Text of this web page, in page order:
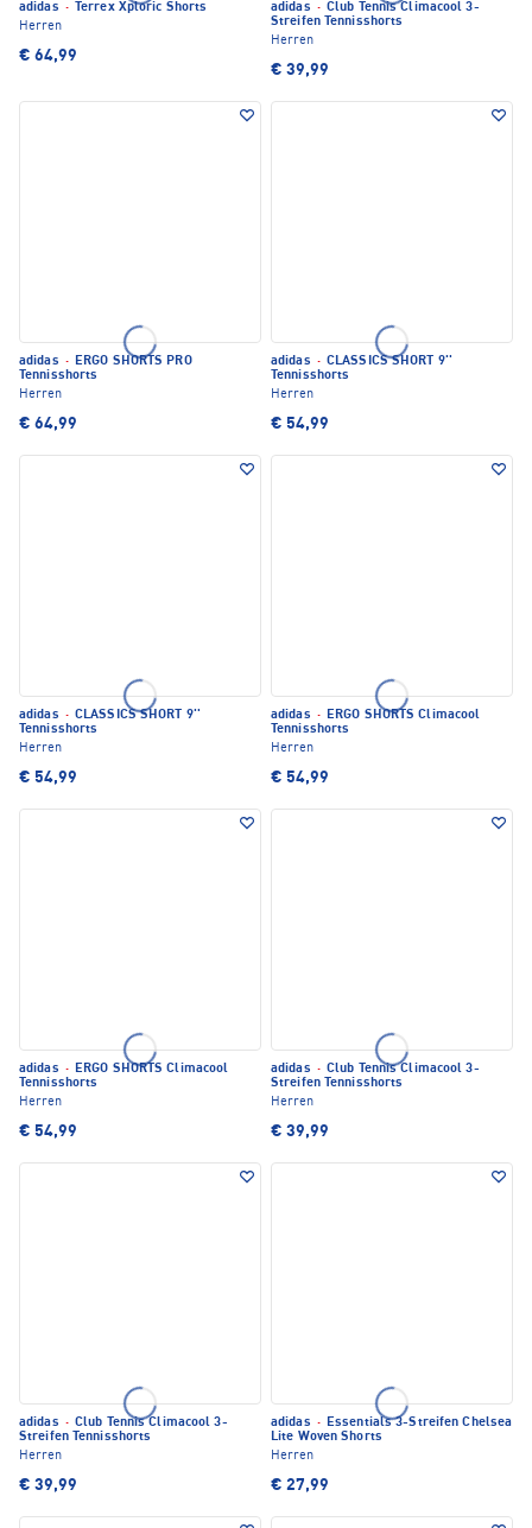
adidas ·
Terrex Xploric Shorts
Herren
€ 64,99
adidas · Club Tennis Climacool 3-
Streifen Tennisshorts
Herren
€ 39,99
adidas · ERGO SHORTS PRO
Tennisshorts
Herren
€ 64,99
adidas · CLASSICS SHORT 9''
Tennisshorts
Herren
€ 54,99
adidas · CLASSICS SHORT 9''
Tennisshorts
Herren
€ 54,99
adidas · ERGO SHORTS Climacool
Tennisshorts
Herren
€ 54,99
adidas · ERGO SHORTS Climacool
Tennisshorts
Herren
€ 54,99
adidas · Club Tennis Climacool 3-
Streifen Tennisshorts
Herren
€ 39,99
adidas · Club Tennis Climacool 3-
Streifen Tennisshorts
Herren
€ 39,99
adidas · Essentials 3-Streifen Chelsea
Lite Woven Shorts
Herren
€ 27,99